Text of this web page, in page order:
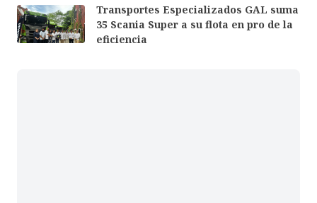
Transportes Especializados GAL suma
35 Scania Super a su flota en pro de la
eficiencia